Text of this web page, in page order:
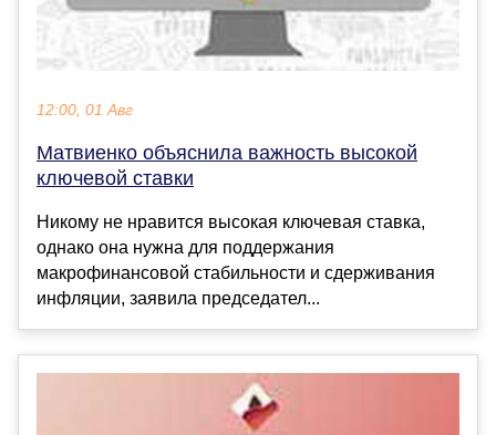
12:00, 01 Авг
Матвиенко объяснила важность высокой
ключевой ставки
Никому не нравится высокая ключевая ставка,
однако она нужна для поддержания
макрофинансовой стабильности и сдерживания
инфляции, заявила председател...